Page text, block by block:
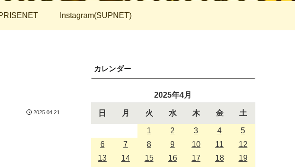
Instagram(SUPNET)
2025.04.21
カレンダー
2025年4月
日 月 火 水 木 金 土
1 2 3 4
5
6
7 8 9 10 11
12
13
14 15 16 17 18
19